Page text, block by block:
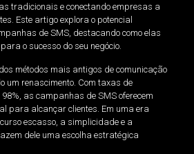
tradicionais e conectando empresas a
Este artigo explora o potencial
de SMS, destacando como elas
o sucesso do seu negócio.
métodos mais antigos de comunicação
um renascimento. Com taxas de
as campanhas de SMS oferecem
para alcançar clientes. Em uma era
escasso, a simplicidade e a
dele uma escolha estratégica